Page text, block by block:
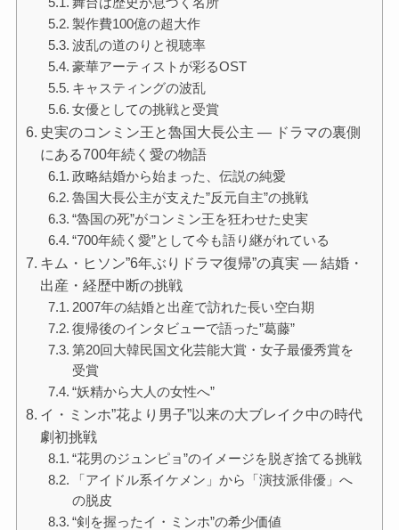
製作費100億の超大作
波乱の道のりと視聴率
豪華アーティストが彩るOST
キャスティングの波乱
女優としての挑戦と受賞
史実のコンミン王と魯国大長公主 — ドラマの裏側
にある700年続く愛の物語
政略結婚から始まった、伝説の純愛
魯国大長公主が支えた”反元自主”の挑戦
“魯国の死”がコンミン王を狂わせた史実
“700年続く愛”として今も語り継がれている
キム・ヒソン”6年ぶりドラマ復帰”の真実 — 結婚・
出産・経歴中断の挑戦
2007年の結婚と出産で訪れた長い空白期
復帰後のインタビューで語った”葛藤”
第20回大韓民国文化芸能大賞・女子最優秀賞を
受賞
“妖精から大人の女性へ”
イ・ミンホ”花より男子”以来の大ブレイク中の時代
劇初挑戦
“花男のジュンピョ”のイメージを脱ぎ捨てる挑戦
「アイドル系イケメン」から「演技派俳優」へ
の脱皮
“剣を握ったイ・ミンホ”の希少価値